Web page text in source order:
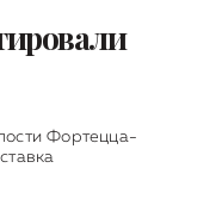
Фортецца-